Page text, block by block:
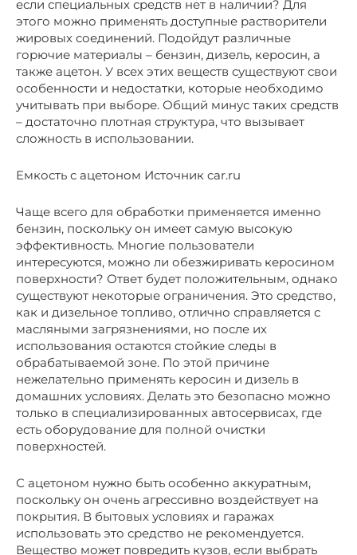
если специальных средств нет в наличии? Для
этого можно применять доступные растворители
жировых соединений. Подойдут различные
горючие материалы – бензин, дизель, керосин, а
также ацетон. У всех этих веществ существуют свои
особенности и недостатки, которые необходимо
учитывать при выборе. Общий минус таких средств
– достаточно плотная структура, что вызывает
сложность в использовании.
Емкость с ацетоном Источник car.ru
Чаще всего для обработки применяется именно
бензин, поскольку он имеет самую высокую
эффективность. Многие пользователи
интересуются, можно ли обезжиривать керосином
поверхности? Ответ будет положительным, однако
существуют некоторые ограничения. Это средство,
как и дизельное топливо, отлично справляется с
масляными загрязнениями, но после их
использования остаются стойкие следы в
обрабатываемой зоне. По этой причине
нежелательно применять керосин и дизель в
домашних условиях. Делать это безопасно можно
только в специализированных автосервисах, где
есть оборудование для полной очистки
поверхностей.
С ацетоном нужно быть особенно аккуратным,
поскольку он очень агрессивно воздействует на
покрытия. В бытовых условиях и гаражах
использовать это средство не рекомендуется.
Вещество может повредить кузов, если выбрать